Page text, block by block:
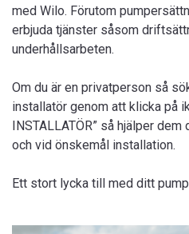
med Wilo. Förutom
erbjuda tjänster såsom
underhållsarbeten.
Om du är en privatperson så
installatör genom att klicka på
INSTALLATÖR” så hjälper
och vid önskemål installation.
Ett stort lycka till med ditt